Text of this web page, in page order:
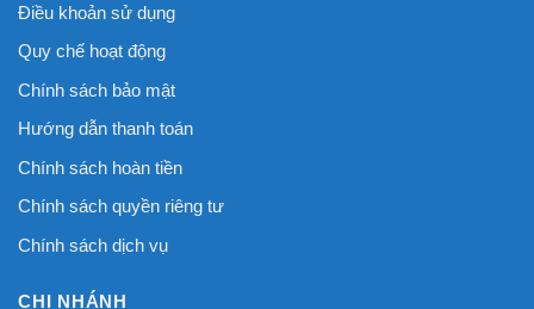
Điều khoản sử dụng
Quy chế hoạt động
Chính sách bảo mật
Hướng dẫn thanh toán
Chính sách hoàn tiền
Chính sách quyền riêng tư
Chính sách dịch vụ
CHI NHÁNH